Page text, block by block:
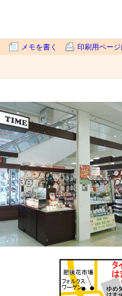
メモを書く 印刷用ページ